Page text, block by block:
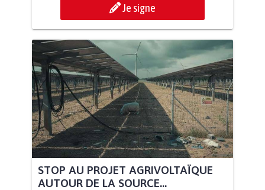
Je signe
STOP AU PROJET AGRIVOLTAÏQUE
AUTOUR DE LA SOURCE...